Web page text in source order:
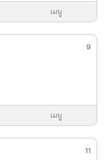
เมนู
9
เมนู
11